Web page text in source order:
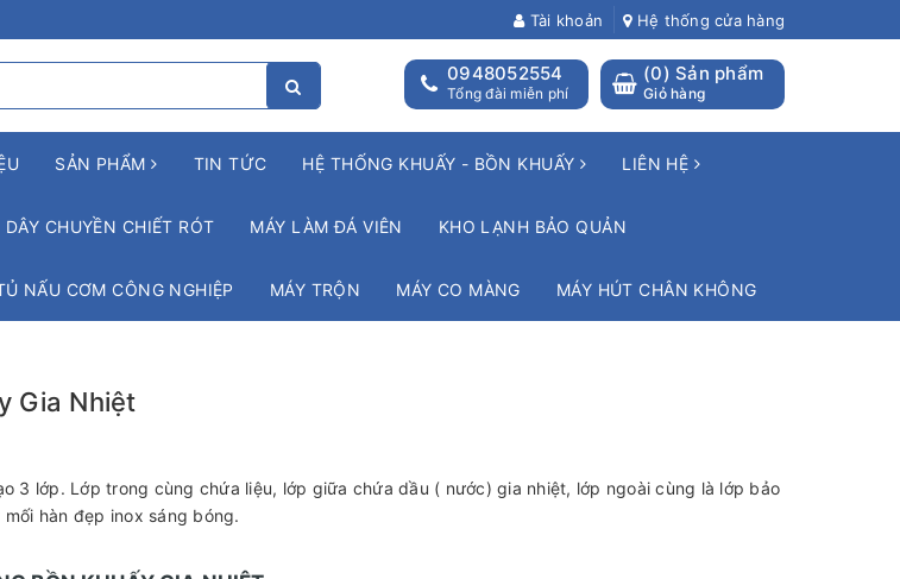
Tài khoản Hệ thống cửa hàng
(0) Sản phẩm
Giỏ hàng
0948052554
Tổng đài miễn phí
SẢN PHẨM TIN TỨC HỆ THỐNG KHUẤY - BỒN KHUẤY LIÊN HỆ
DÂY CHUYỀN CHIẾT RÓT MÁY LÀM ĐÁ VIÊN KHO LẠNH BẢO QUẢN
NẤU CƠM CÔNG NGHIỆP MÁY TRỘN MÁY CO MÀNG MÁY HÚT CHÂN KHÔNG
Gia Nhiệt
3 lớp. Lớp trong cùng chứa liệu, lớp giữa chứa dầu ( nước) gia nhiệt, lớp ngoài cùng là lớp bảo
hàn đẹp inox sáng bóng.